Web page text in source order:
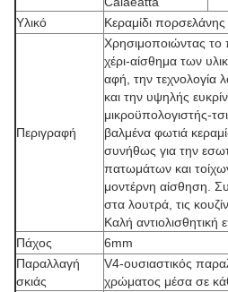
Υλικό
Κεραμίδι πορσελάνης
Περιγραφή
Χρησιμοποιώντας το
χέρι-αίσθημα των
αφή, την τεχνολογία
και την υψηλής
μικροϋπολογιστής-
βαλμένα φωτιά
συνήθως για την
πατωμάτων και
μοντέρνη αίσθηση.
στα λουτρά, τις
Καλή αντιολισθητική
Πάχος
6mm
Παραλλαγή
σκιάς
V4-ουσιαστικός
χρώματος μέσα σε